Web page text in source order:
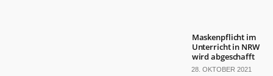
Maskenpflicht im
Unterricht in NRW
wird abgeschafft
28. OKTOBER 2021